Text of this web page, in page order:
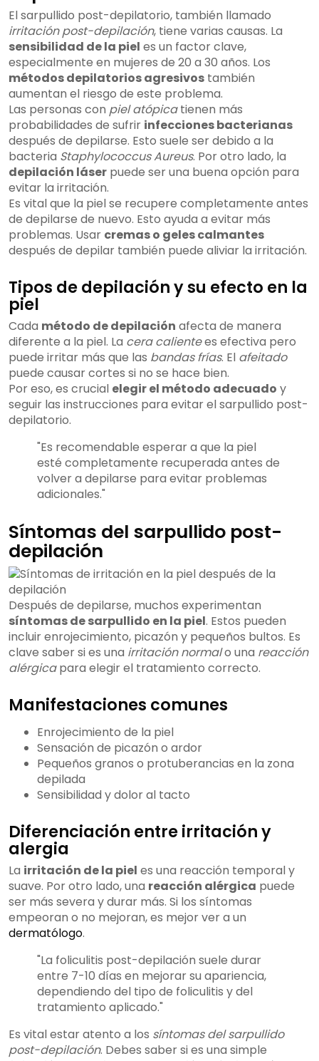
El sarpullido post-depilatorio, también llamado
irritación post-depilación, tiene varias causas. La
sensibilidad de la piel es un factor clave,
especialmente en mujeres de 20 a 30 años. Los
métodos depilatorios agresivos también
aumentan el riesgo de este problema.
Las personas con piel atópicatienen más
probabilidades de sufrir infecciones bacterianas
después de depilarse. Esto suele ser debido a la
bacteria Staphylococcus Aureus. Por otro lado, la
depilación láser puede ser una buena opción para
evitar la irritación.
Es vital que la piel se recupere completamente antes
de depilarse de nuevo. Esto ayuda a evitar más
problemas. Usar cremas o geles calmantes
después de depilar también puede aliviar la irritación.
Tipos de depilación y su efecto en la
piel
Cada método de depilación afecta de manera
diferente a la piel. La cera calientees efectiva pero
puede irritar más que las bandas frías. El afeitado
puede causar cortes si no se hace bien.
Por eso, es crucial elegir el método adecuado y
seguir las instrucciones para evitar el sarpullido post-
depilatorio.
"Es recomendable esperar a que la piel
esté completamente recuperada antes de
volver a depilarse para evitar problemas
adicionales."
Síntomas del sarpullido post-
depilación
Después de depilarse, muchos experimentan
síntomas de sarpullido en la piel. Estos pueden
incluir enrojecimiento, picazón y pequeños bultos. Es
clave saber si es una irritación normalo una reacción
alérgicapara elegir el tratamiento correcto.
Manifestaciones comunes
Enrojecimiento de la piel
Sensación de picazón o ardor
Pequeños granos o protuberancias en la zona
depilada
Sensibilidad y dolor al tacto
Diferenciación entre irritación y
alergia
La irritación de la piel es una reacción temporal y
suave. Por otro lado, una reacción alérgica puede
ser más severa y durar más. Si los síntomas
empeoran o no mejoran, es mejor ver a un
dermatólogo.
"La foliculitis post-depilación suele durar
entre 7-10 días en mejorar su apariencia,
dependiendo del tipo de foliculitis y del
tratamiento aplicado."
Es vital estar atento a los síntomas del sarpullido
post-depilación. Debes saber si es una simple